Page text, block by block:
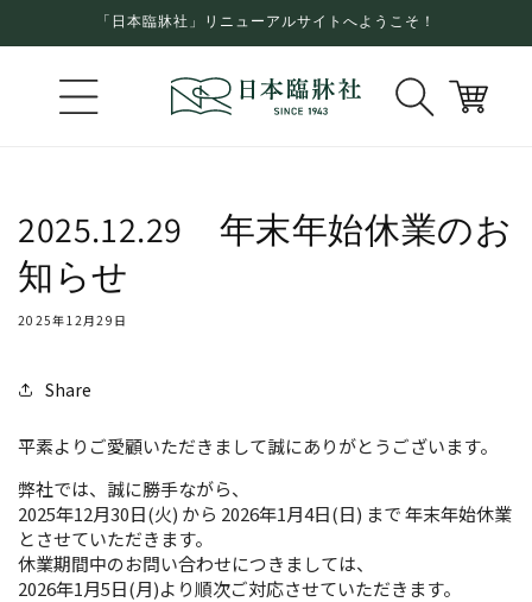
進む
「日本臨牀社」リニューアルサイトへようこそ！
ー
ト
2025.12.29 年末年始休業のお
知らせ
2025年12月29日
Share
平素よりご愛顧いただきまして誠にありがとうございます。
弊社では、誠に勝手ながら、
2025年12月30日(火) から 2026年1月4日(日) まで 年末年始休業
とさせていただきます。
休業期間中のお問い合わせにつきましては、
2026年1月5日(月)より順次ご対応させていただきます。